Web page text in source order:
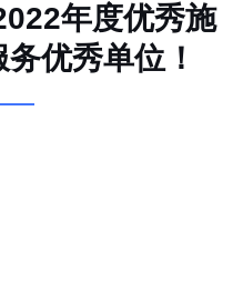
年度优秀施
优秀单位！